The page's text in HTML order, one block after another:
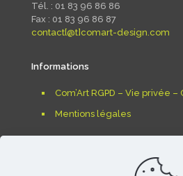
Tél. : 01 83 96 86 86
Fax : 01 83 96 86 87
contact[@t]comart-design.com
Informations
Com’Art RGPD – Vie privée –
Mentions légales